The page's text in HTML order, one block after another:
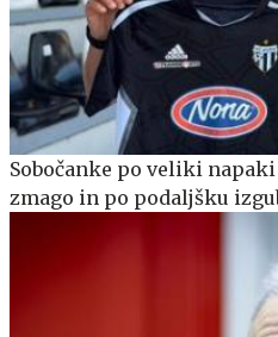
Sobočanke po veliki
zmago in po podaljšku